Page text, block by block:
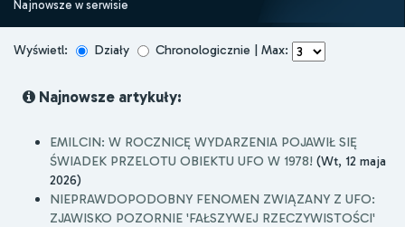
Najnowsze w serwisie
Wyświetl: Działy Chronologicznie | Max:
Najnowsze artykuły:
EMILCIN: W ROCZNICĘ WYDARZENIA POJAWIŁ SIĘ
ŚWIADEK PRZELOTU OBIEKTU UFO W 1978! (Wt, 12 maja
2026)
NIEPRAWDOPODOBNY FENOMEN ZWIĄZANY Z UFO:
ZJAWISKO POZORNIE 'FAŁSZYWEJ RZECZYWISTOŚCI'